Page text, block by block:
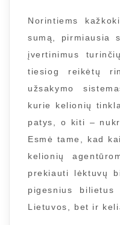
Norintiems
sumą, pirmiausia
įvertinimus
tiesiog reikėtų
užsakymo
kurie kelionių
patys, o kiti –
Esmė tame, kad
kelionių
prekiauti lėktuvų
pigesnius
Lietuvos, bet ir